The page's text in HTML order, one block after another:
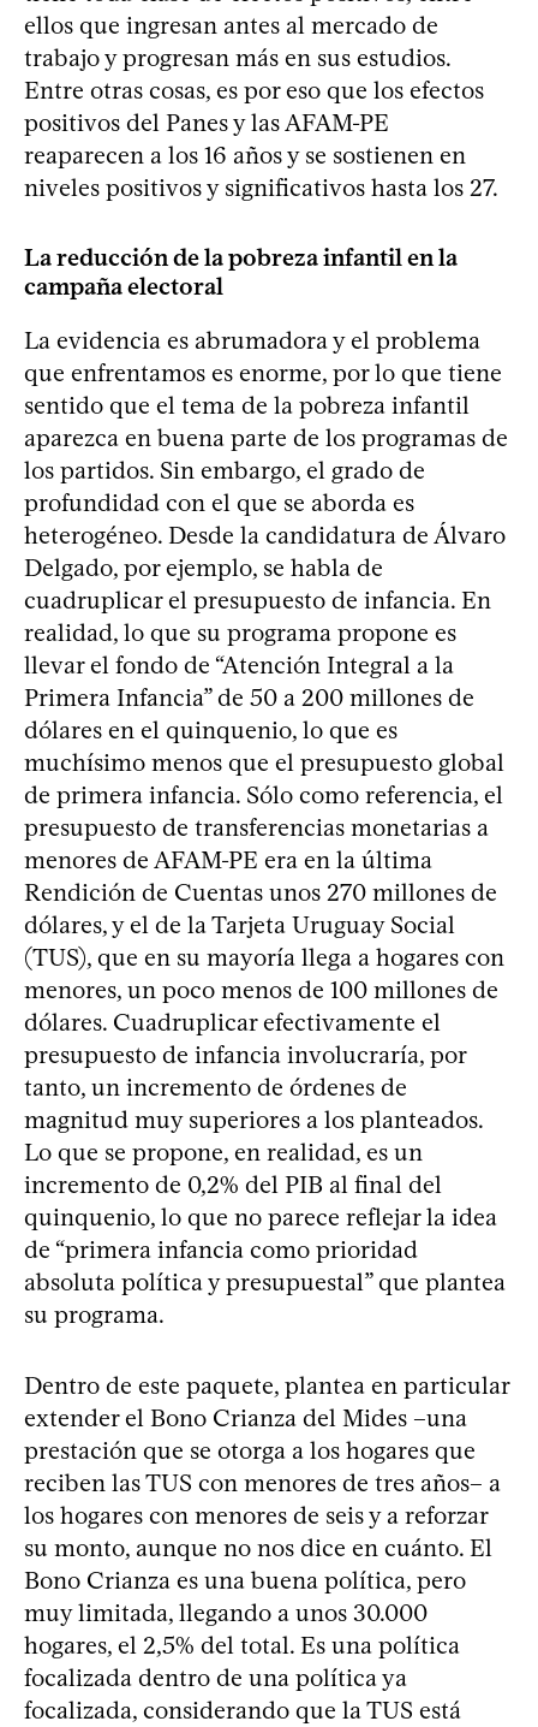
ellos que ingresan antes al mercado de
trabajo y progresan más en sus estudios.
Entre otras cosas, es por eso que los efectos
positivos del Panes y las AFAM-PE
reaparecen a los 16 años y se sostienen en
niveles positivos y significativos hasta los 27.
La reducción de la pobreza infantil en la
campaña electoral
La evidencia es abrumadora y el problema
que enfrentamos es enorme, por lo que tiene
sentido que el tema de la pobreza infantil
aparezca en buena parte de los programas de
los partidos. Sin embargo, el grado de
profundidad con el que se aborda es
heterogéneo. Desde la candidatura de Álvaro
Delgado, por ejemplo, se habla de
cuadruplicar el presupuesto de infancia. En
realidad, lo que su programa propone es
llevar el fondo de “Atención Integral a la
Primera Infancia” de 50 a 200 millones de
dólares en el quinquenio, lo que es
muchísimo menos que el presupuesto global
de primera infancia. Sólo como referencia, el
presupuesto de transferencias monetarias a
menores de AFAM-PE era en la última
Rendición de Cuentas unos 270 millones de
dólares, y el de la Tarjeta Uruguay Social
(TUS), que en su mayoría llega a hogares con
menores, un poco menos de 100 millones de
dólares. Cuadruplicar efectivamente el
presupuesto de infancia involucraría, por
tanto, un incremento de órdenes de
magnitud muy superiores a los planteados.
Lo que se propone, en realidad, es un
incremento de 0,2% del PIB al final del
quinquenio, lo que no parece reflejar la idea
de “primera infancia como prioridad
absoluta política y presupuestal” que plantea
su programa.
Dentro de este paquete, plantea en particular
extender el Bono Crianza del Mides –una
prestación que se otorga a los hogares que
reciben las TUS con menores de tres años– a
los hogares con menores de seis y a reforzar
su monto, aunque no nos dice en cuánto. El
Bono Crianza es una buena política, pero
muy limitada, llegando a unos 30.000
hogares, el 2,5% del total. Es una política
focalizada dentro de una política ya
focalizada, considerando que la TUS está